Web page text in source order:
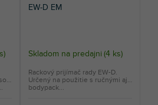
)
EW-D EM
Skladom na predajni (4 ks)
Rackový prijímač rady EW-D.
Určený na použitie s ručnými aj
bodypack...